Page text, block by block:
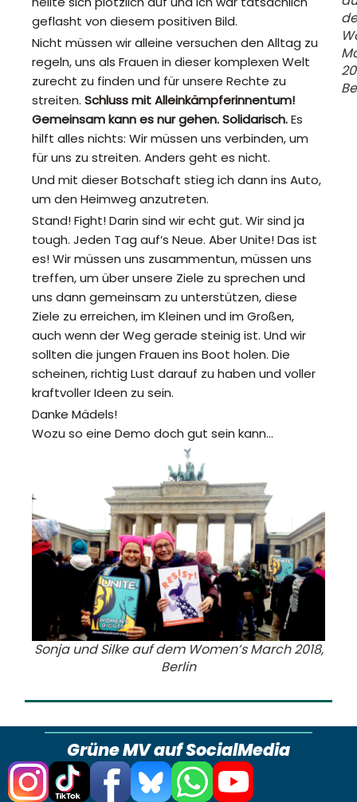
geflasht von diesem positiven Bild.
Nicht müssen wir alleine versuchen den Alltag zu
regeln, uns als Frauen in dieser komplexen Welt
zurecht zu finden und für unsere Rechte zu
streiten. Schluss mit Alleinkämpferinnentum!
Gemeinsam kann es nur gehen. Solidarisch.Es
hilft alles nichts: Wir müssen uns verbinden, um
für uns zu streiten. Anders geht es nicht.
Und mit dieser Botschaft stieg ich dann ins Auto,
um den Heimweg anzutreten.
Stand! Fight! Darin sind wir echt gut. Wir sind ja
tough. Jeden Tag auf‘s Neue. Aber Unite! Das ist
es! Wir müssen uns zusammentun, müssen uns
treffen, um über unsere Ziele zu sprechen und
uns dann gemeinsam zu unterstützen, diese
Ziele zu erreichen, im Kleinen und im Großen,
auch wenn der Weg gerade steinig ist. Und wir
sollten die jungen Frauen ins Boot holen. Die
scheinen, richtig Lust darauf zu haben und voller
kraftvoller Ideen zu sein.
Danke Mädels!
Wozu so eine Demo doch gut sein kann…
Sonja und Silke auf dem Women’s March 2018,
Berlin
Grüne MV auf SocialMedia